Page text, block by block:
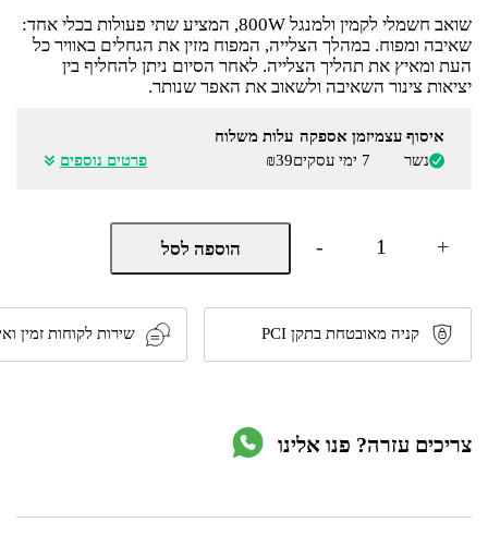
שואב חשמלי לקמין ולמנגל 800W, המציע שתי פעולות בכלי אחד:
שאיבה ומפוח. במהלך הצלייה, המפוח מזין את הגחלים באוויר כל
העת ומאיץ את תהליך הצלייה. לאחר הסיום ניתן להחליף בין
יציאות צינור השאיבה ולשאוב את האפר שנותר.
איסוף עצמי
נשר
זמן אספקה
7 ימי עסקים
עלות משלוח
₪39
פרטים נוספים
-
כמות
שואב
לקמין
ולמנגל
800W
דגם
Hunter
+ הוספה לסל
קניה מאובטחת בתקן PCI שירות לקוחות זמין
צריכים עזרה? פנו אלינו